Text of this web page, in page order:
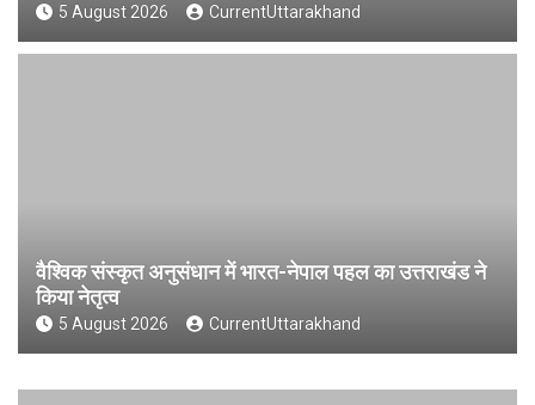
5 August 2026 CurrentUttarakhand
वैश्विक संस्कृत अनुसंधान में भारत-नेपाल पहल का उत्तराखंड ने
किया नेतृत्व
5 August 2026 CurrentUttarakhand